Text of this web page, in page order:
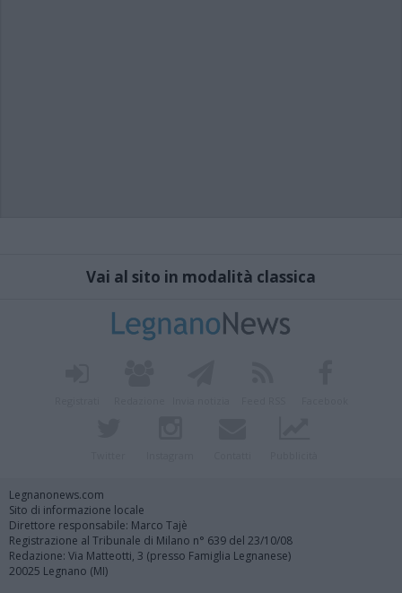
Vai al sito in modalità classica
Legnanonews.com
Sito di informazione locale
Direttore responsabile: Marco Tajè
Registrazione al Tribunale di Milano n° 639 del 23/10/08
Redazione: Via Matteotti, 3 (presso Famiglia Legnanese)
20025 Legnano (MI)